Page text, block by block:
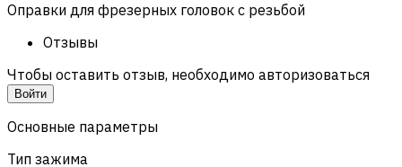
Оправки для фрезерных головок с резьбой
Отзывы
Чтобы оставить отзыв, необходимо авторизоваться
Войти
Основные параметры
Тип зажима